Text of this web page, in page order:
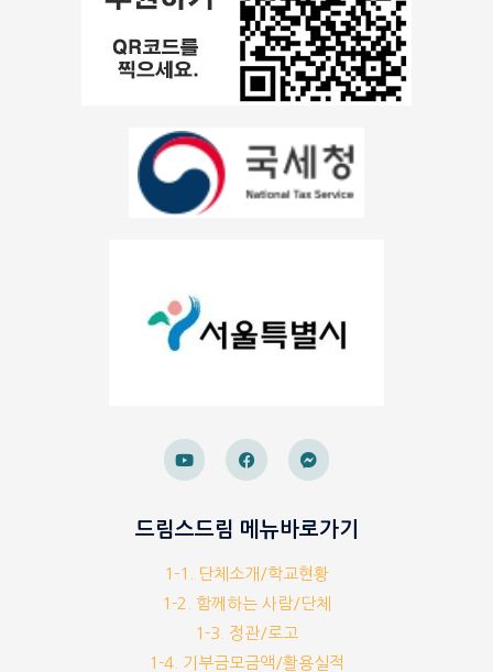
드림스드림 메뉴바로가기
1-1. 단체소개/학교현황
1-2. 함께하는 사람/단체
1-3. 정관/로고
1-4. 기부금모금액/활용실적